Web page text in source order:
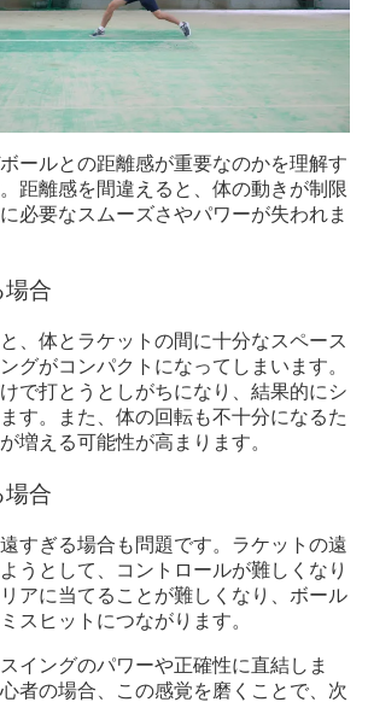
ールとの距離感が重要なのかを理解す
距離感を間違えると、体の動きが制限
必要なスムーズさやパワーが失われま
場合
、体とラケットの間に十分なスペース
グがコンパクトになってしまいます。
で打とうとしがちになり、結果的にシ
す。また、体の回転も不十分になるた
増える可能性が高まります。
場合
すぎる場合も問題です。ラケットの遠
うとして、コントロールが難しくなり
アに当てることが難しくなり、ボール
スヒットにつながります。
イングのパワーや正確性に直結しま
者の場合、この感覚を磨くことで、次